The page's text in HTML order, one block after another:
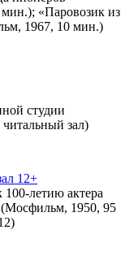
«Паровозик из
1967, 10 мин.)
студии
зал)
12+
летию актера
(Мосфильм, 1950, 95